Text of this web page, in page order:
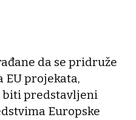
da se pridruže
EU projekata,
biti predstavljeni
Europske